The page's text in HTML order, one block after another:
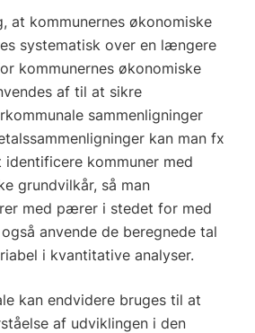
at kommunernes økonomiske
systematisk over en længere
kommunernes økonomiske
af til at sikre
sammenligninger
kan man fx
kommuner med
grundvilkår, så man
med pærer i stedet for med
anvende de beregnede tal
i kvantitative analyser.
kan endvidere bruges til at
af udviklingen i den